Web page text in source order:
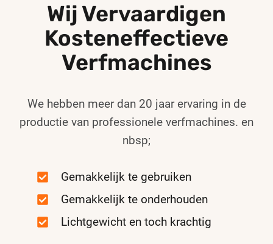
Wij Vervaardigen
Kosteneffectieve
Verfmachines
We hebben meer dan 20 jaar ervaring in de
productie van professionele verfmachines. en
nbsp;
Gemakkelijk te gebruiken
Gemakkelijk te onderhouden
Lichtgewicht en toch krachtig